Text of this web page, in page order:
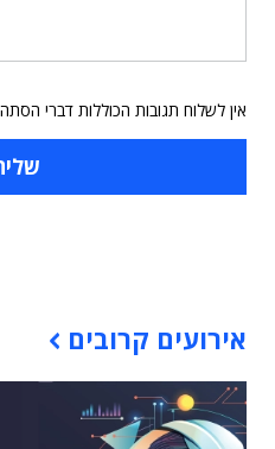
אין לשלוח תגובות הכוללות דברי
אירועים קרובים